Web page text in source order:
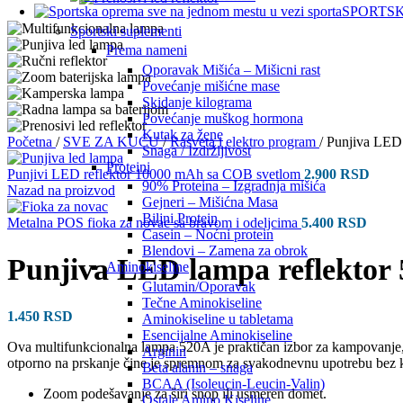
Sportski suplementi
Prema nameni
Oporavak Mišića – Mišicni rast
Povećanje mišićne mase
Skidanje kilograma
Povećanje muškog hormona
Kutak za žene
Snaga / Izdržljivost
Proteini
90% Proteina – Izgradnja mišića
Gejneri – Mišićna Masa
Biljni Protein
Casein – Noćni protein
Blendovi – Zamena za obrok
Aminokiseline
Glutamin/Oporavak
Tečne Aminokiseline
Aminokiseline u tabletama
Esencijalne Aminokiseline
Arginin
Beta alanin – snaga
BCAA (Isoleucin-Leucin-Valin)
Ostale Amino Kiseline
Početna / SVE ZA KUĆU/ Rasveta i elektro program / Punjiva LED
Punjivi LED reflektor 10000 mAh sa COB svetlom 2.900 RSD
Nazad na proizvod
Metalna POS fioka za novac sa bravom i odeljcima 5.400 RSD
Punjiva LED lampa reflektor
1.450 RSD
Ova multifunkcionalna lampa 520A je praktičan izbor za
otporno na prskanje čine je spremnom za svakodnevnu upotrebu
Zoom podešavanje za širi snop ili usmeren domet.